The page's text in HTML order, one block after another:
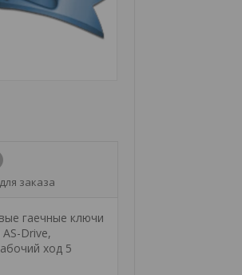
заказа
гаечные ключи
Drive,
ход 5